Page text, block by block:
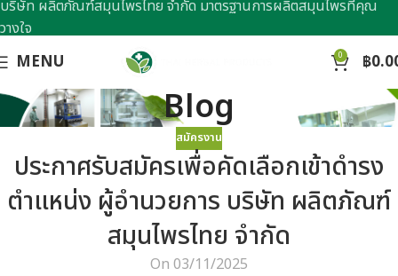
MENU 0 ฿
Blog
สมัครงาน
ประกาศรับสมัครเพื่อคัดเลือกเข้าดำรง
ตำแหน่ง ผู้อำนวยการ บริษัท ผลิตภัณฑ์
สมุนไพรไทย จำกัด
On 03/11/2025
บริษัท ผลิตภัณฑ์สมุนไพรไทย จำกัด มาตรฐานการผลิตสมุนไพรที่คุณ
วางใจ